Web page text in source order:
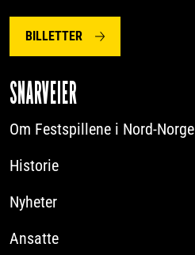
BILLETTER
SNARVEIER
Om Festspillene i Nord-Norge
Historie
Nyheter
Ansatte